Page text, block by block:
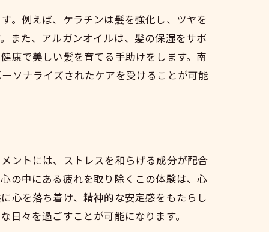
。例えば、ケラチンは髪を強化し、ツヤを
また、アルガンオイルは、髪の保湿をサポ
康で美しい髪を育てる手助けをします。南
ソナライズされたケアを受けることが可能
ントには、ストレスを和らげる成分が配合
の中にある疲れを取り除くこの体験は、心
心を落ち着け、精神的な安定感をもたらし
々を過ごすことが可能になります。